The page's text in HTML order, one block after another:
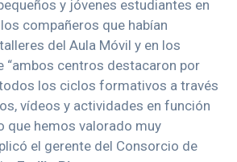
y jóvenes estudiantes en
compañeros que habían
del Aula Móvil y en los
“ambos centros destacaron por
los ciclos formativos a través
vídeos y actividades en función
que hemos valorado muy
el gerente del Consorcio de